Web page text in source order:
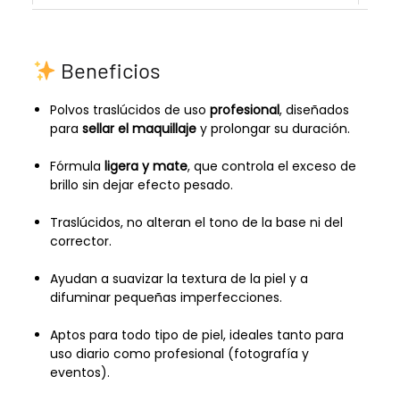
Beneficios
Polvos traslúcidos de uso profesional, diseñados
para sellar el maquillajey prolongar su duración.
Fórmula ligera y mate, que controla el exceso de
brillo sin dejar efecto pesado.
Traslúcidos, no alteran el tono de la base ni del
corrector.
Ayudan a suavizar la textura de la piel y a
difuminar pequeñas imperfecciones.
Aptos para todo tipo de piel, ideales tanto para
uso diario como profesional (fotografía y
eventos).